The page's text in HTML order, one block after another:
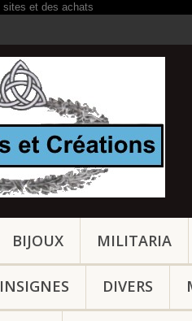
BIJOUX MILITARIA
INSIGNES DIVERS